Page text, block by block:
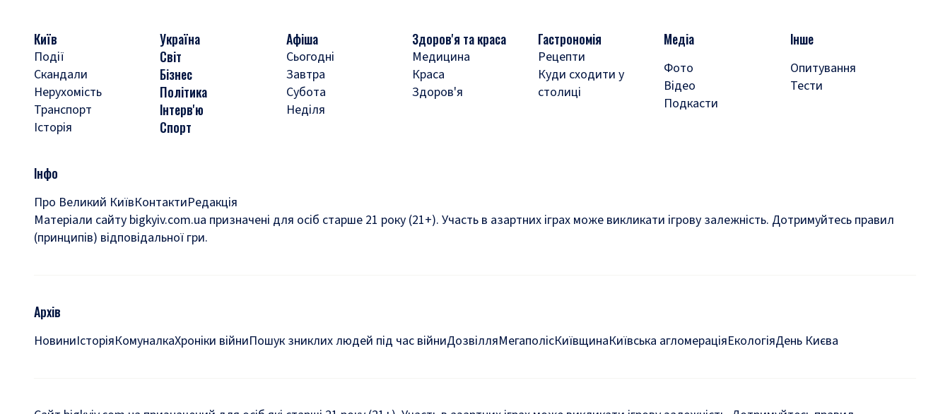
Київ
Події
Скандали
Нерухомість
Транспорт
Історія
Україна
Світ
Бізнес
Політика
Інтерв'ю
Спорт
Афіша
Сьогодні
Завтра
Субота
Неділя
Здоров'я та краса
Медицина
Краса
Здоров'я
Гастрономія
Рецепти
Куди сходити у
столиці
Медіа
Фото
Відео
Подкасти
Інше
Опитування
Тести
Інфо
Про Великий КиївКонтактиРедакція
Матеріали сайту bigkyiv.com.ua призначені для осіб старше 21 року (21+). Участь в азартних іграх може викликати ігрову залежність. Дотримуйтесь правил
(принципів) відповідальної гри.
Архів
НовиниІсторіяКомуналкаХроніки війниПошук зниклих людей під час війниДозвілляМегаполісКиївщинаКиївська агломераціяЕкологіяДень Києва